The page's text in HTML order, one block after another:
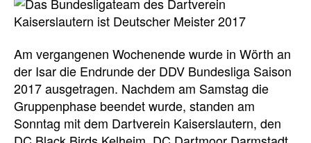
Am vergangenen Wochenende wurde in Wörth an
der Isar die Endrunde der DDV Bundesliga Saison
2017 ausgetragen. Nachdem am Samstag die
Gruppenphase beendet wurde, standen am
Sonntag mit dem Dartverein Kaiserslautern, den